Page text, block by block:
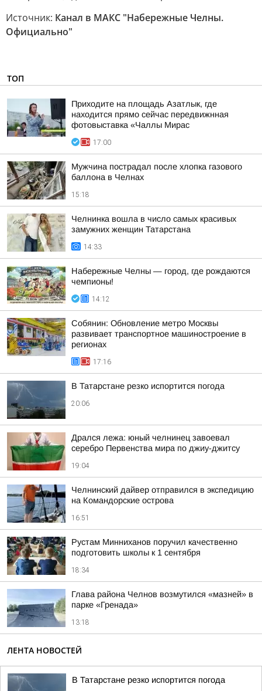
Источник: Канал в МАКС "Набережные Челны.
Официально"
ТОП
Приходите на площадь Азатлык, где
находится прямо сейчас передвижнная
фотовыставка «Чаллы Мирас
17:00
Мужчина пострадал после хлопка газового
баллона в Челнах
15:18
Челнинка вошла в число самых красивых
замужних женщин Татарстана
14:33
Набережные Челны — город, где рождаются
чемпионы!
14:12
Собянин: Обновление метро Москвы
развивает транспортное машиностроение в
регионах
17:16
В Татарстане резко испортится погода
20:06
Дрался лежа: юный челнинец завоевал
серебро Первенства мира по джиу-джитсу
19:04
Челнинский дайвер отправился в экспедицию
на Командорские острова
16:51
Рустам Минниханов поручил качественно
подготовить школы к 1 сентября
18:34
Глава района Челнов возмутился «мазней» в
парке «Гренада»
13:18
ЛЕНТА НОВОСТЕЙ
В Татарстане резко испортится погода